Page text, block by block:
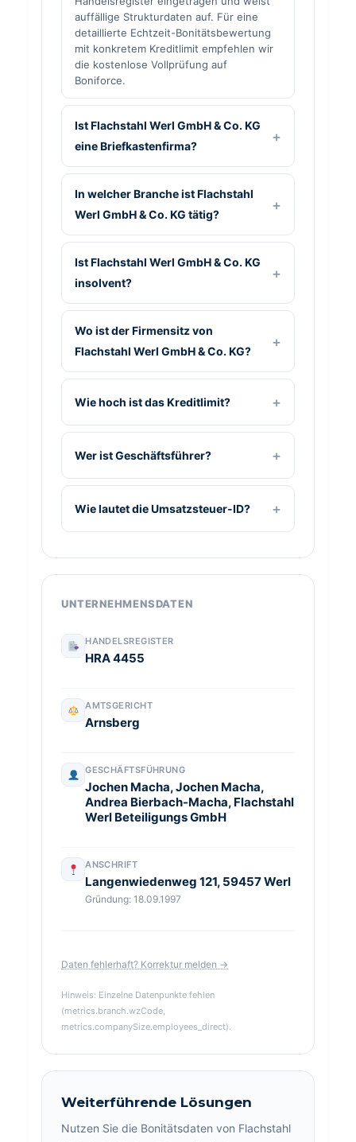
auffällige Strukturdaten auf. Für eine
detaillierte Echtzeit-Bonitätsbewertung
mit konkretem Kreditlimit empfehlen wir
die kostenlose Vollprüfung auf
Boniforce.
Ist Flachstahl Werl GmbH & Co. KG
eine Briefkastenfirma?
In welcher Branche ist Flachstahl
Werl GmbH & Co. KG tätig?
Ist Flachstahl Werl GmbH & Co. KG
insolvent?
Wo ist der Firmensitz von
Flachstahl Werl GmbH & Co. KG?
Wie hoch ist das Kreditlimit?
Wer ist Geschäftsführer?
Wie lautet die Umsatzsteuer-ID?
UNTERNEHMENSDATEN
HANDELSREGISTER
HRA 4455
AMTSGERICHT
Arnsberg
GESCHÄFTSFÜHRUNG
Jochen Macha, Jochen Macha,
Andrea Bierbach-Macha, Flachstahl
Werl Beteiligungs GmbH
ANSCHRIFT
Langenwiedenweg 121, 59457 Werl
Gründung: 18.09.1997
Daten fehlerhaft? Korrektur melden →
Hinweis: Einzelne Datenpunkte fehlen
(metrics.branch.wzCode,
metrics.companySize.employees_direct).
Weiterführende Lösungen
Nutzen Sie die Bonitätsdaten von Flachstahl